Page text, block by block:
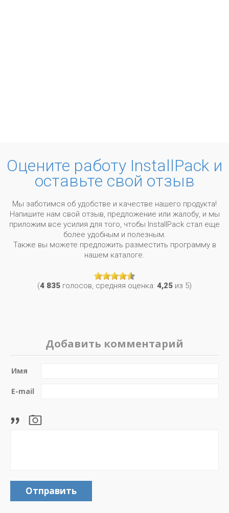
Оцените работу InstallPack и
оставьте свой отзыв
Мы заботимся об удобстве и качестве нашего продукта!
Напишите нам свой отзыв, предложение или жалобу, и мы
приложим все усилия для того, чтобы InstallPack стал еще
более удобным и полезным.
Также вы можете предложить разместить программу в
нашем каталоге.
(4 835 голосов, средняя оценка: 4,25 из 5)
Добавить комментарий
Имя
E-mail
Отправить